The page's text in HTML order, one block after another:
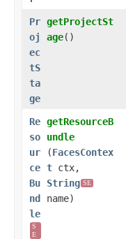
Pr
oj
ec
tS
ta
ge
getProjectSt
age()
Re
so
ur
ce
Bu
nd
le
S
E
getResourceB
undle
(FacesContex
t ctx,
String SE
name)